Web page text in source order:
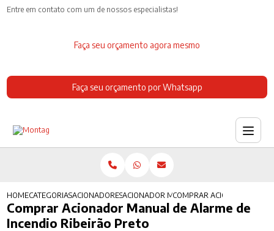
Entre em contato com um de nossos especialistas!
Faça seu orçamento agora mesmo
Faça seu orçamento por Whatsapp
HOMECATEGORIASACIONADORES DE INCENDIOACIONADOR MANUAL DE INCENDIO
COMPRAR ACIONADOR
Comprar Acionador Manual de Alarme de
Incendio Ribeirão Preto